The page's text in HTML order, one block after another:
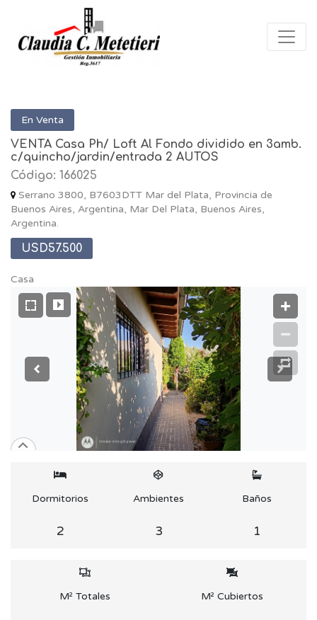
En Venta
VENTA Casa Ph/ Loft Al Fondo dividido en 3amb.
c/quincho/jardin/entrada 2 AUTOS
Código: 166025
Serrano 3800, B7603DTT Mar del Plata, Provincia de
Buenos Aires, Argentina, Mar Del Plata, Buenos Aires,
Argentina.
USD57.500
Casa
Dormitorios
2
Ambientes
3
Baños
1
M² Totales M² Cubiertos